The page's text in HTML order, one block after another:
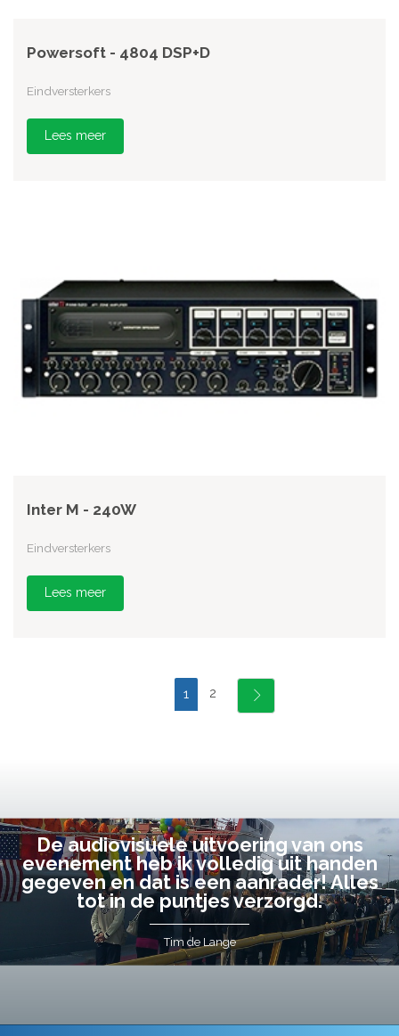
Powersoft - 4804 DSP+D
Eindversterkers
Lees meer
Inter M - 240W
Eindversterkers
Lees meer
1 2
De audiovisuele uitvoering van ons
evenement heb ik volledig uit handen
gegeven en dat is een aanrader! Alles
tot in de puntjes verzorgd.
Tim de Lange